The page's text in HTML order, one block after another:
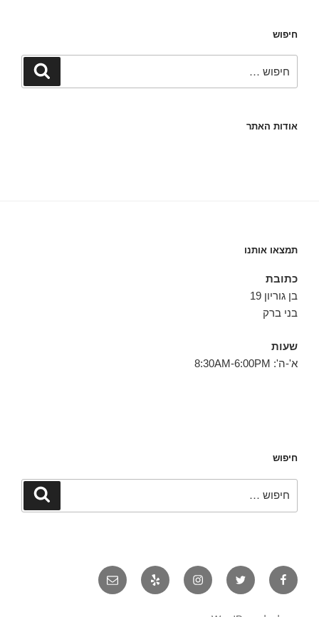
חיפוש
חיפוש
אודות האתר
תמצאו אותנו
כתובת
בן גוריון 19
בני ברק
שעות
א'-ה': 8:30AM-6:00PM
חיפוש
חיפוש
פייסבוק טוויטר אינסטגרם יאלפ אימייל